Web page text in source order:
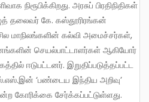
நிரூபிக்கிறது. அரசுப் பிரதிநிதிகள்
தலைவர் கே. கஸ்தூரிரங்கன்
மாநிலங்களின் கல்வி அமைச்சர்கள்,
செயல்பாட்டாளர்கள் ஆகியோர்
ஈடுபட்டனர். இறுதிப்படுத்தப்பட்ட
‘பண்டைய இந்திய அறிவு’
கோரிக்கை சேர்க்கப்பட்டுள்ளது.